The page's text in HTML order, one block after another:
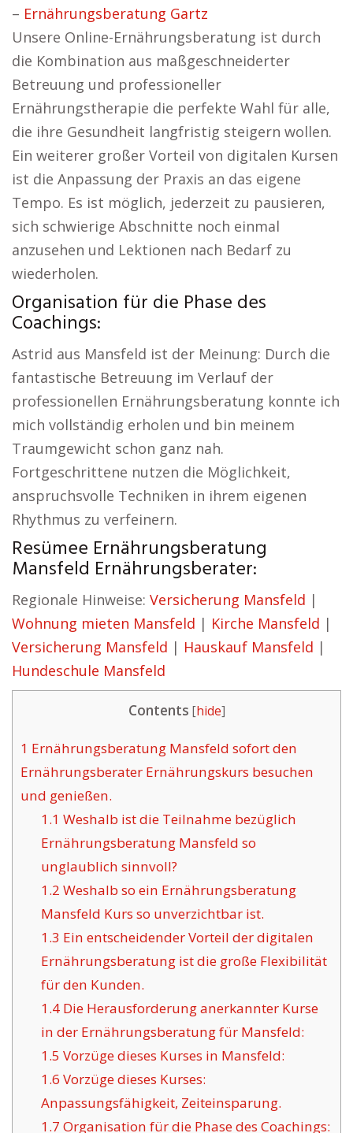
– Ernährungsberatung Gartz
Unsere Online-Ernährungsberatung ist durch
die Kombination aus maßgeschneiderter
Betreuung und professioneller
Ernährungstherapie die perfekte Wahl für alle,
die ihre Gesundheit langfristig steigern wollen.
Ein weiterer großer Vorteil von digitalen Kursen
ist die Anpassung der Praxis an das eigene
Tempo. Es ist möglich, jederzeit zu pausieren,
sich schwierige Abschnitte noch einmal
anzusehen und Lektionen nach Bedarf zu
wiederholen.
Organisation für die Phase des
Coachings:
Astrid aus Mansfeld ist der Meinung: Durch die
fantastische Betreuung im Verlauf der
professionellen Ernährungsberatung konnte ich
mich vollständig erholen und bin meinem
Traumgewicht schon ganz nah.
Fortgeschrittene nutzen die Möglichkeit,
anspruchsvolle Techniken in ihrem eigenen
Rhythmus zu verfeinern.
Resümee Ernährungsberatung
Mansfeld Ernährungsberater:
Regionale Hinweise: Versicherung Mansfeld |
Wohnung mieten Mansfeld | Kirche Mansfeld |
Versicherung Mansfeld | Hauskauf Mansfeld |
Hundeschule Mansfeld
Contents [hide]
1 Ernährungsberatung Mansfeld sofort den
Ernährungsberater Ernährungskurs besuchen
und genießen.
1.1 Weshalb ist die Teilnahme bezüglich
Ernährungsberatung Mansfeld so
unglaublich sinnvoll?
1.2 Weshalb so ein Ernährungsberatung
Mansfeld Kurs so unverzichtbar ist.
1.3 Ein entscheidender Vorteil der digitalen
Ernährungsberatung ist die große Flexibilität
für den Kunden.
1.4Die Herausforderung anerkannter Kurse
in der Ernährungsberatung für Mansfeld:
1.5 Vorzüge dieses Kurses in Mansfeld:
1.6 Vorzüge dieses Kurses:
Anpassungsfähigkeit, Zeiteinsparung.
1.7 Organisation für die Phase des Coachings: